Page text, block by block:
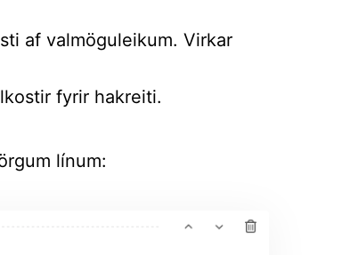
af valmöguleikum. Virkar
fyrir hakreiti.
línum: